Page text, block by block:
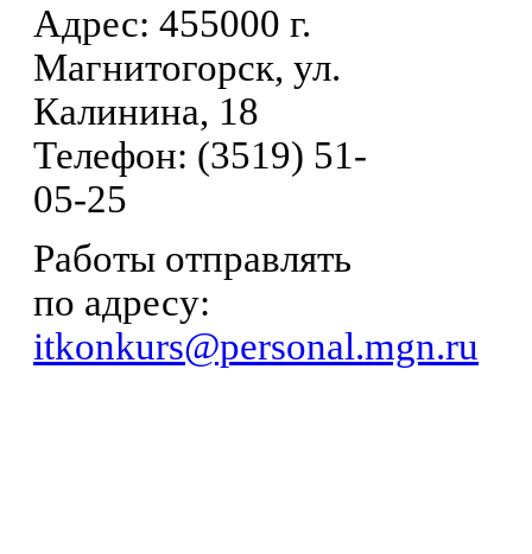
Адрес: 455000 г.
Магнитогорск, ул.
Калинина, 18
Телефон: (3519) 51-
05-25
Работы отправлять
по адресу:
itkonkurs@personal.mgn.ru